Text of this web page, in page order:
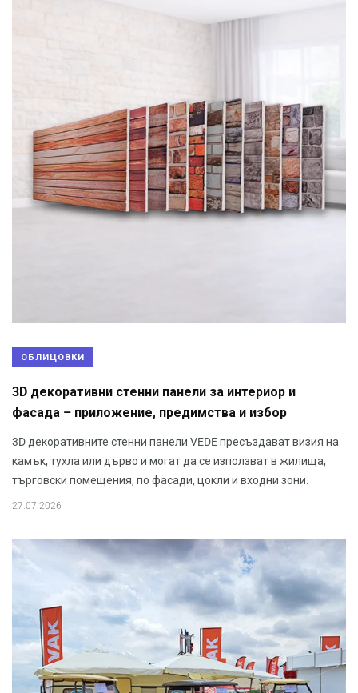
ОБЛИЦОВКИ
3D декоративни стенни панели за интериор и
фасада – приложение, предимства и избор
3D декоративните стенни панели VEDE пресъздават визия на
камък, тухла или дърво и могат да се използват в жилища,
търговски помещения, по фасади, цокли и входни зони.
27.07.2026